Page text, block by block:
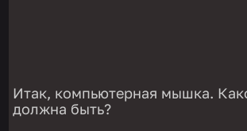
Итак, компьютерная мышка.
должна быть?